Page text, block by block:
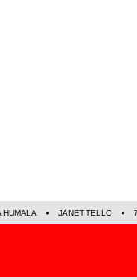
HUMALA JANET TELLO